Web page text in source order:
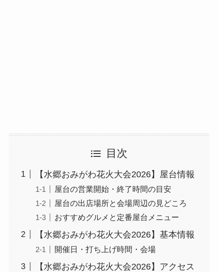
目次
【水郷おみがわ花火大会2026】屋台情報
屋台の営業開始・終了時間の目安
屋台の出店場所と会場周辺の見どころ
おすすめグルメと定番屋台メニュー
【水郷おみがわ花火大会2026】基本情報
開催日・打ち上げ時間・会場
【水郷おみがわ花火大会2026】アクセス